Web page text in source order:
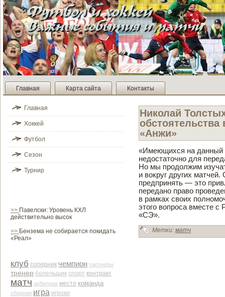
Главная Карта сайта Контакты
Главная
Хоккей
Футбол
Сезон
Турнир
>> Павелски: Уровень КХЛ
действительно высок
>> Бензема не собирается покидать
«Реал»
клуб соперник чемпион партнеры
тренер болельщик спорт контракт
матч арби­траж место команда
сборная игра игроки
Николай
«Анжи»
«Имеющихся на данный
недостаточно для
Но мы продолжим
и вокруг других
предпринять — это
передано право
в рамках своих
этого вопроса вместе
«СЭ».
Метки: матч